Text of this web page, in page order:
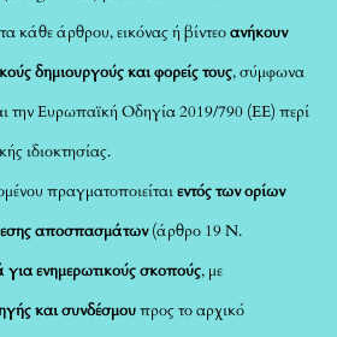
κάθε άρθρου, εικόνας ή βίντεοανήκουν
δημιουργούς και φορείς τους, σύμφωνα
την Ευρωπαϊκή Οδηγία 2019/790 (ΕΕ) περί
ιδιοκτησίας.
πραγματοποιείταιεντός των ορίων
αποσπασμάτων(άρθρο 19 Ν.
για ενημερωτικούς σκοπούς, με
και συνδέσμουπρος το αρχικό